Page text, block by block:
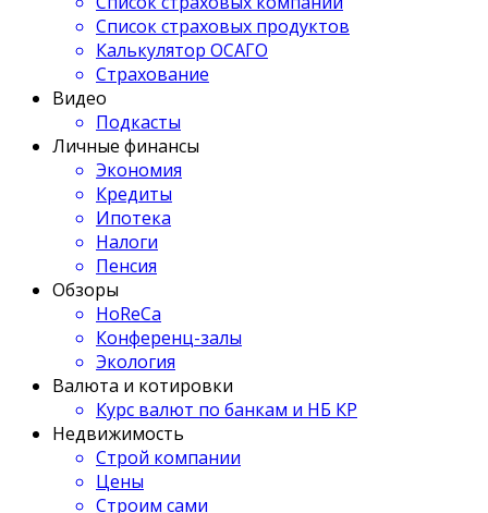
Список страховых продуктов
Калькулятор ОСАГО
Страхование
Видео
Подкасты
Личные финансы
Экономия
Кредиты
Ипотека
Налоги
Пенсия
Обзоры
HoReCa
Конференц-залы
Экология
Валюта и котировки
Курс валют по банкам и НБ КР
Недвижимость
Строй компании
Цены
Строим сами